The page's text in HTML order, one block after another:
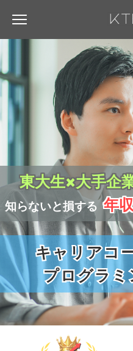
東大生×大手企
知らないと損する 年
キャリアコ
プログラ
キャリアコ
プログラ